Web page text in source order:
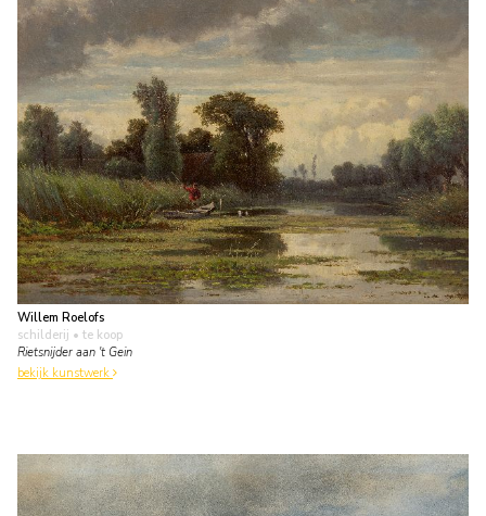
Willem Roelofs
schilderij • te koop
Rietsnijder aan 't Gein
bekijk kunstwerk